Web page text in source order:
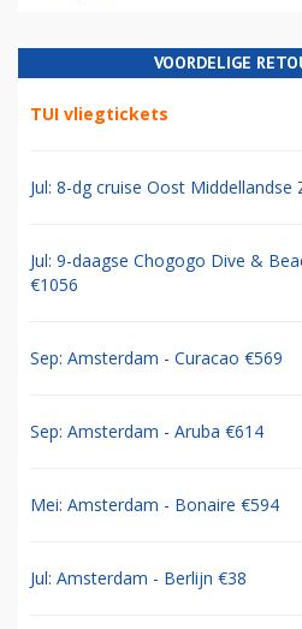
VOORDELIGE
TUI vliegtickets
Jul: 8-dg cruise Oost Middellandse
Jul: 9-daagse Chogogo Dive &
€1056
Sep: Amsterdam - Curacao €569
Sep: Amsterdam - Aruba €614
Mei: Amsterdam - Bonaire €594
Jul: Amsterdam - Berlijn €38